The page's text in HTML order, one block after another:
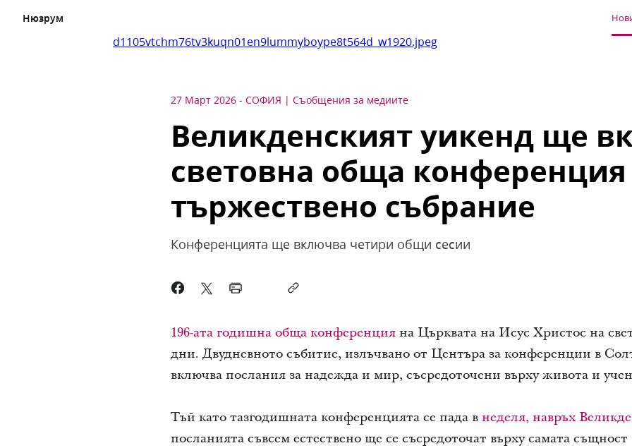
Нюзрум
d1105vtchm76tv3kuqn01en9lummyboype8t564d_w1920.jpeg
27 Март 2026 - СОФИЯ Съобщения за медиите
Великденският уикенд ще
световна обща
тържествено събрание
Конференцията ще включва четири общи сесии
196-ата годишна обща конференцияна Църквата на Исус Христос на
дни. Двудневното събитие, излъчвано от Центъра за конференции в
включва послания за надежда и мир, съсредоточени върху живота и
Тъй като тазгодишната конференцията се пада в неделя, навръх
посланията съвсем естествено ще се съсредоточат върху самата